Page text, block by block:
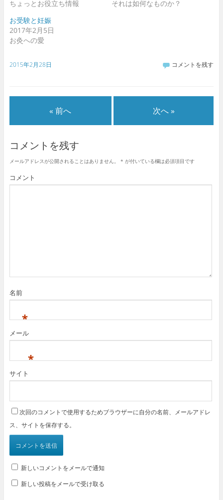
ちょっとお役立ち情報
それは如何なものか？
お受験と妊娠
2017年2月5日
お灸への愛
2015年2月28日 コメントを残す
« 前へ 次へ »
コメントを残す
メールアドレスが公開されることはありません。 * が付いている欄は必須項目です
コメント
名前
*
メール
*
サイト
次回のコメントで使用するためブラウザーに自分の名前、メールアドレ
ス、サイトを保存する。
新しいコメントをメールで通知
新しい投稿をメールで受け取る